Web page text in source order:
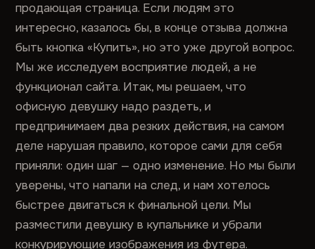
продающая страница. Если людям это
интересно, казалось бы, в конце отзыва должна
быть кнопка «Купить», но это уже другой вопрос.
Мы же исследуем восприятие людей, а не
функционал сайта. Итак, мы решаем, что
офисную девушку надо раздеть, и
предпринимаем два резких действия, на самом
деле нарушая правило, которое сами для себя
приняли: один шаг — одно изменение. Но мы были
уверены, что напали на след, и нам хотелось
быстрее двигаться к финальной цели. Мы
разместили девушку в купальнике и убрали
конкурирующие изображения из футера.